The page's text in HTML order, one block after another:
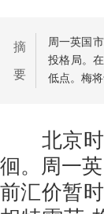
摘
要
周一英国
投格局。
低点。梅
北京时
徊。周一
前汇价暂